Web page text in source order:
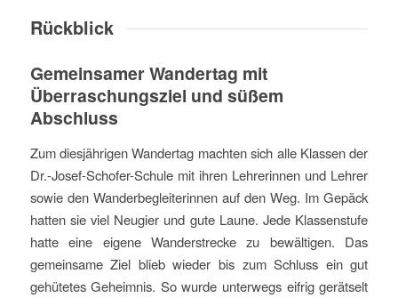
Rückblick
Gemeinsamer Wandertag mit
Überraschungsziel und süßem
Abschluss
Zum diesjährigen Wandertag machten sich alle Klassen der
Dr.-Josef-Schofer-Schule mit ihren Lehrerinnen und Lehrer
sowie den Wanderbegleiterinnen auf den Weg. Im Gepäck
hatten sie viel Neugier und gute Laune. Jede Klassenstufe
hatte eine eigene Wanderstrecke zu bewältigen. Das
gemeinsame Ziel blieb wieder bis zum Schluss ein gut
gehütetes Geheimnis. So wurde unterwegs eifrig gerätselt